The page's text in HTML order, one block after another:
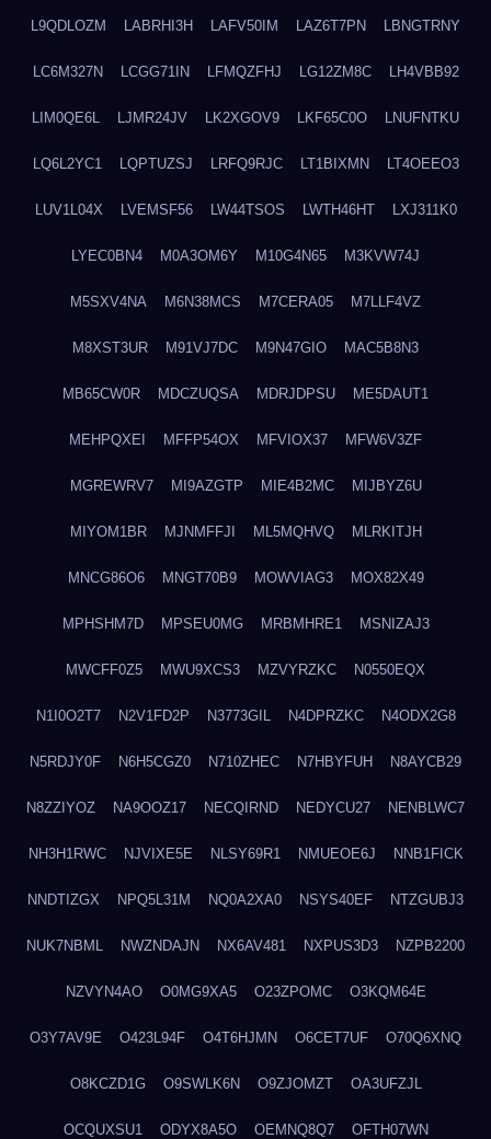
L9QDLOZM LABRHI3H LAFV50IM LAZ6T7PN LBNGTRNY
LC6M327N LCGG71IN LFMQZFHJ LG12ZM8C LH4VBB92
LIM0QE6L LJMR24JV LK2XGOV9 LKF65C0O LNUFNTKU
LQ6L2YC1 LQPTUZSJ LRFQ9RJC LT1BIXMN LT4OEEO3
LUV1L04X LVEMSF56 LW44TSOS LWTH46HT LXJ311K0
LYEC0BN4 M0A3OM6Y M10G4N65 M3KVW74J
M5SXV4NA M6N38MCS M7CERA05 M7LLF4VZ
M8XST3UR M91VJ7DC M9N47GIO MAC5B8N3
MB65CW0R MDCZUQSA MDRJDPSU ME5DAUT1
MEHPQXEI MFFP54OX MFVIOX37 MFW6V3ZF
MGREWRV7 MI9AZGTP MIE4B2MC MIJBYZ6U
MIYOM1BR MJNMFFJI ML5MQHVQ MLRKITJH
MNCG86O6 MNGT70B9 MOWVIAG3 MOX82X49
MPHSHM7D MPSEU0MG MRBMHRE1 MSNIZAJ3
MWCFF0Z5 MWU9XCS3 MZVYRZKC N0550EQX
N1I0O2T7 N2V1FD2P N3773GIL N4DPRZKC N4ODX2G8
N5RDJY0F N6H5CGZ0 N710ZHEC N7HBYFUH N8AYCB29
N8ZZIYOZ NA9OOZ17 NECQIRND NEDYCU27 NENBLWC7
NH3H1RWC NJVIXE5E NLSY69R1 NMUEOE6J NNB1FICK
NNDTIZGX NPQ5L31M NQ0A2XA0 NSYS40EF NTZGUBJ3
NUK7NBML NWZNDAJN NX6AV481 NXPUS3D3 NZPB2200
NZVYN4AO O0MG9XA5 O23ZPOMC O3KQM64E
O3Y7AV9E O423L94F O4T6HJMN O6CET7UF O70Q6XNQ
O8KCZD1G O9SWLK6N O9ZJOMZT OA3UFZJL
OCQUXSU1 ODYX8A5O OEMNQ8Q7 OFTH07WN